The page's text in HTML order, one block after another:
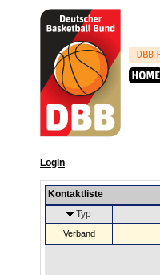
Login
Kontaktliste
Typ
Verband